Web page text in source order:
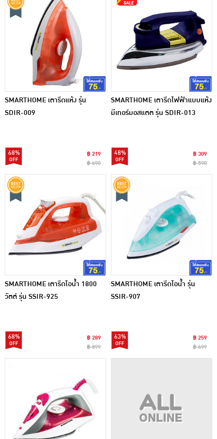
SMARTHOME เตารีดแห้ง รุ่น
SDIR-009
68%
฿ 219
฿ 690
SMARTHOME เตารีดไฟฟ้าแบบแห้ง
มีเทอร์มอสแตต รุ่น SDIR-013
48%
฿ 309
฿ 590
SMARTHOME เตารีดไอน้ำ 1800
วัตต์ รุ่น SSIR-925
68%
฿ 289
฿ 899
SMARTHOME เตารีดไอน้ำ รุ่น
SSIR-907
63%
฿ 259
฿ 699